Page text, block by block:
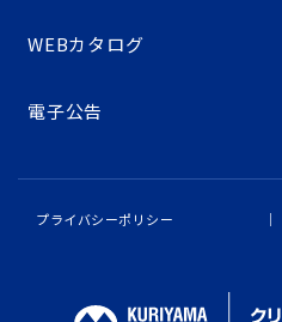
WEBカタログ
電子公告
プライバシーポリシー